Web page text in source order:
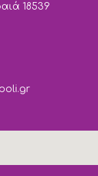
18539